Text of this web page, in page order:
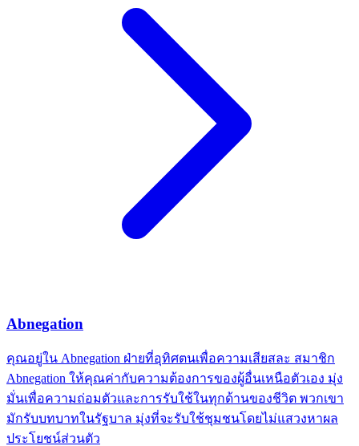
Abnegation
คุณอยู่ใน Abnegation ฝ่ายที่อุทิศตนเพื่อความเสียสละ สมาชิก
Abnegation ให้คุณค่ากับความต้องการของผู้อื่นเหนือตัวเอง มุ่ง
มั่นเพื่อความถ่อมตัวและการรับใช้ในทุกด้านของชีวิต พวกเขา
มักรับบทบาทในรัฐบาล มุ่งที่จะรับใช้ชุมชนโดยไม่แสวงหาผล
ประโยชน์ส่วนตัว